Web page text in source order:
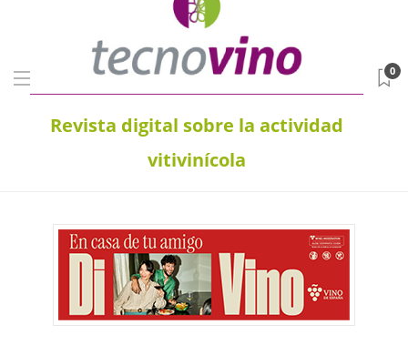
Revista digital sobre la actividad
vitivinícola
0